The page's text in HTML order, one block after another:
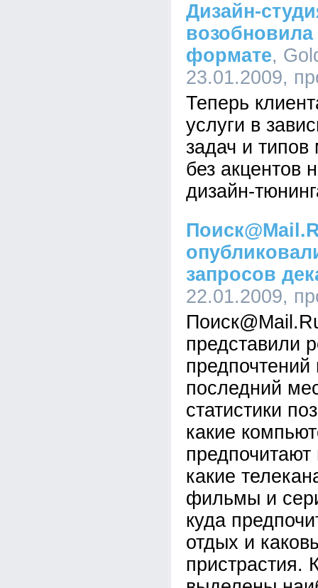
Дизайн-
формате,
23.01.2009,
Теперь
услуги в
задач и
без акцентов
дизайн-
запросов
22.01.2009,
представили
предпочтений
последний
статистики
какие
предпочитают
какие
фильмы и
куда
отдых и
пристрастия.